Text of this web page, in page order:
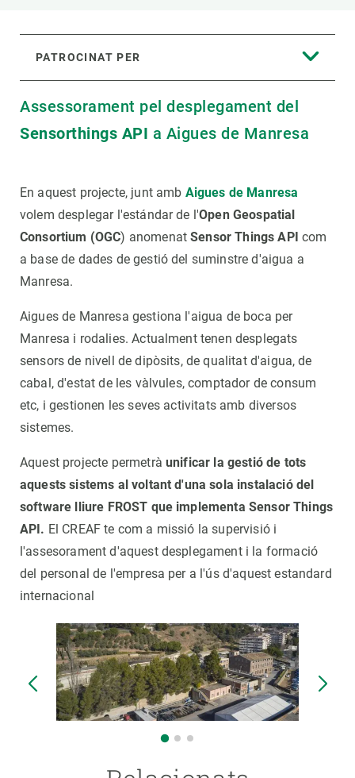
PATROCINAT PER
Assessorament pel desplegament del
Sensorthings API a Aigues de Manresa
En aquest projecte, junt amb Aigues de Manresa
volem desplegar l'estándar de l'Open Geospatial
Consortium (OGC) anomenatSensor Things API com
a base de dades de gestió del suminstre d'aigua a
Manresa.
Aigues de Manresa gestiona l'aigua de boca per
Manresa i rodalies. Actualment tenen desplegats
sensors de nivell de dipòsits, de qualitat d'aigua, de
cabal, d'estat de les vàlvules, comptador de consum
etc, i gestionen les seves activitats amb diversos
sistemes.
Aquest projecte permetrà unificar la gestió de tots
aquests sistems al voltant d'una sola instalació del
software lliure FROST que implementa Sensor Things
API. El CREAF te com a missió la supervisió i
l'assesorament d'aquest desplegament i la formació
del personal de l'empresa per a l'ús d'aquest estandard
internacional